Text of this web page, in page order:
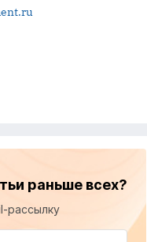
раньше всех?
рассылку